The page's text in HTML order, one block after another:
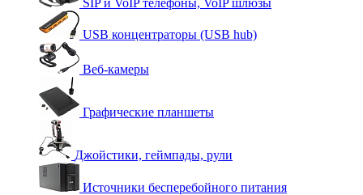
SIP и VoIP телефоны, VoIP шлюзы
USB концентраторы (USB hub)
Веб-камеры
Графические планшеты
Джойстики, геймпады, рули
Источники бесперебойного питания